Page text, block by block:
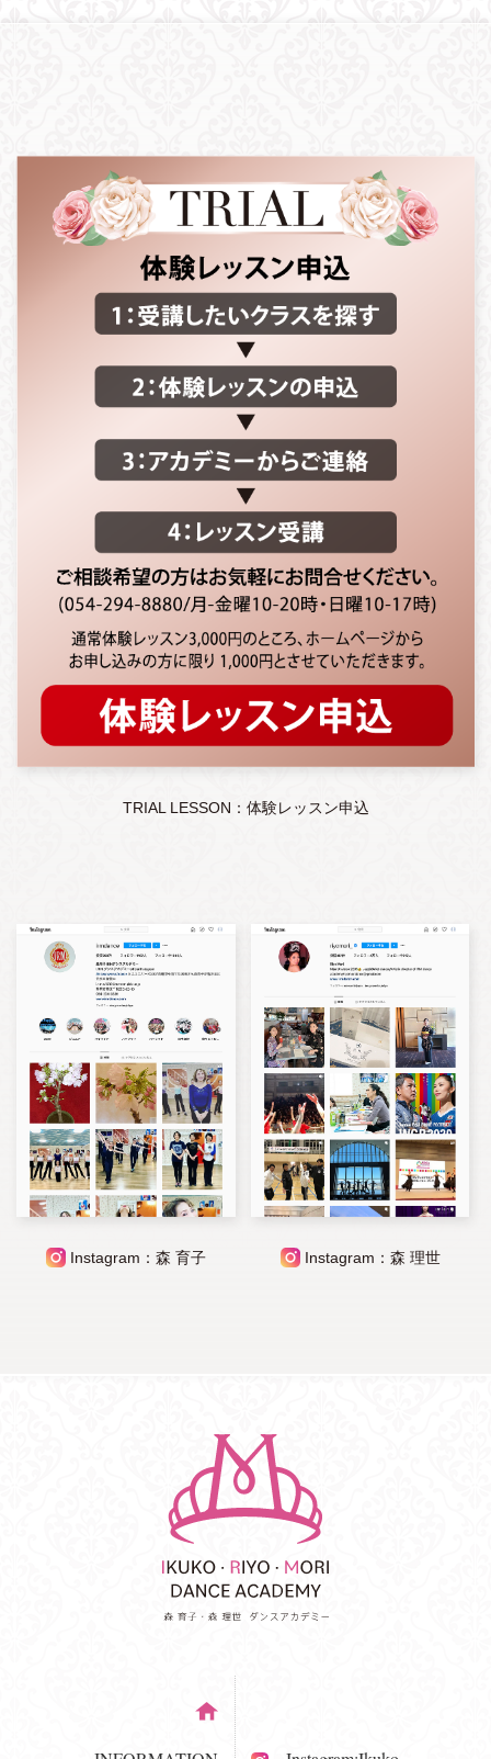
TRIAL LESSON：体験レッスン申込
Instagram：森 育子 Instagram：森 理世